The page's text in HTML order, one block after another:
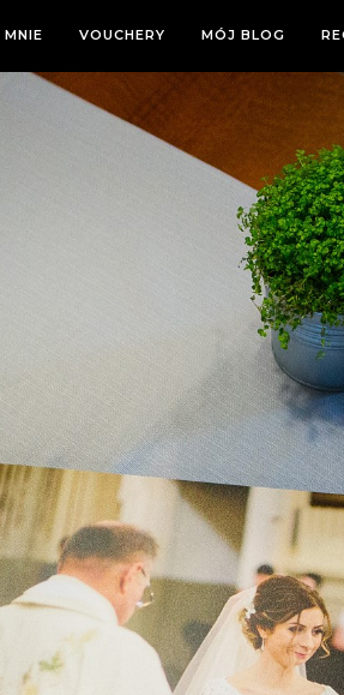
MNIE VOUCHERY MÓJ BLOG